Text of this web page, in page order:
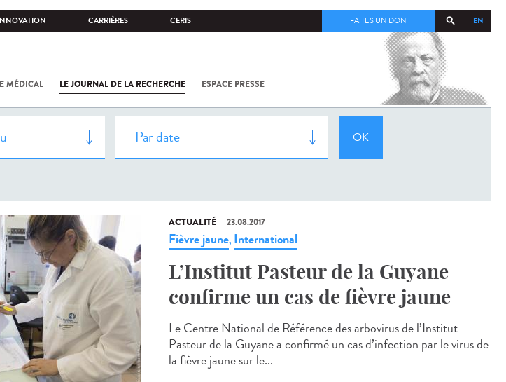
CARRIÈRES CERIS EN
FAITES UN DON
MÉDICAL LE JOURNAL DE LA RECHERCHE ESPACE PRESSE
COV-2 /
L'INSTITUT
PASTEUR
ACTUALITÉ 23.08.2017
Fièvre jaune, International
L’Institut Pasteur de la Guyane
confirme un cas de fièvre jaune
Le Centre National de Référence des arbovirus de l’Institut
Pasteur de la Guyane a confirmé un cas d’infection par le virus de
la fièvre jaune sur le...